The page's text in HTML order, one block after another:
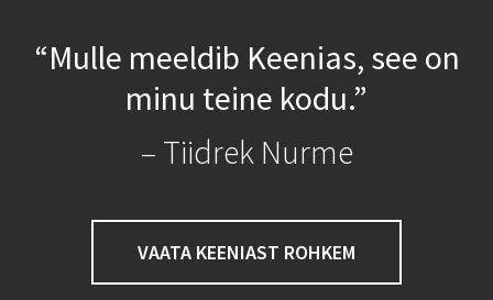
“Mulle meeldib Keenias, see on
minu teine kodu.”
– Tiidrek Nurme
VAATA KEENIAST ROHKEM